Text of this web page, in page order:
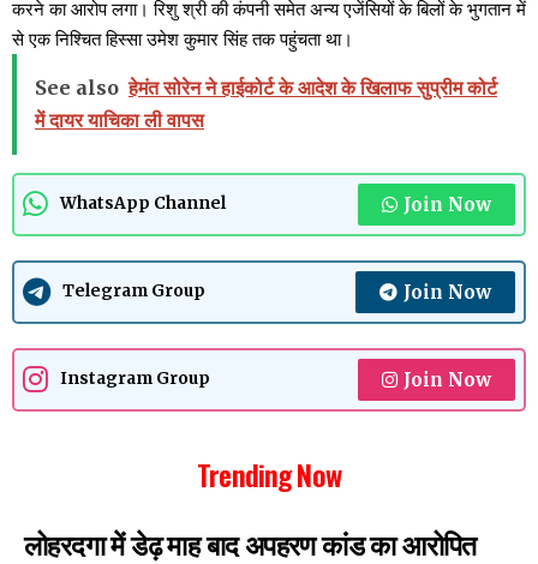
करने का आरोप लगा। रिशु श्री की कंपनी समेत अन्य एजेंसियों के बिलों के भुगतान में
से एक निश्चित हिस्सा उमेश कुमार सिंह तक पहुंचता था।
See also हेमंत सोरेन ने हाईकोर्ट के आदेश के खिलाफ सुप्रीम कोर्ट
में दायर याचिका ली वापस
WhatsApp Channel Join Now
Telegram Group Join Now
Instagram Group Join Now
Trending Now
लोहरदगा में डेढ़ माह बाद अपहरण कांड का आरोपित